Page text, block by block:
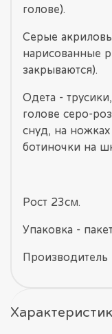
голове).
Серые
нарисованные
закрываются).
Одета -
голове серо-
снуд, на
ботиночки на
Рост 23см.
Упаковка -
Производитель